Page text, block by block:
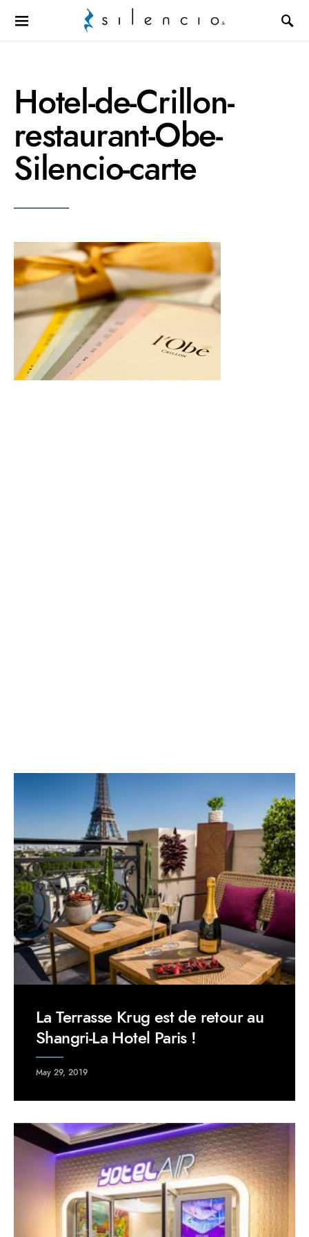
Search for:
Hotel-de-Crillon-
restaurant-Obe-
Silencio-carte
La Terrasse Krug est de retour au
Shangri-La Hotel Paris !
May 29, 2019